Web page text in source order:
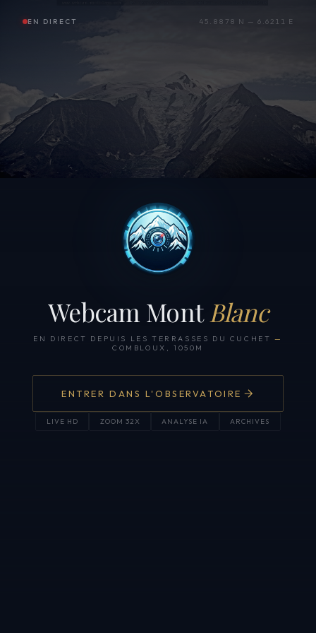
EN DIRECT 45.8878 N — 6.6211 E
Webcam Mont Blanc
EN DIRECT DEPUIS LES TERRASSES DU CUCHET —
COMBLOUX, 1050M
ENTRER DANS L'OBSERVATOIRE
LIVE HD ZOOM 32X ANALYSE IA ARCHIVES